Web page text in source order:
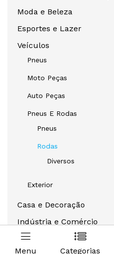
Menu Categorias
Moda e Beleza
Esportes e Lazer
Veículos
Pneus
Moto Peças
Auto Peças
Pneus E Rodas
Pneus
Rodas
Diversos
Exterior
Casa e Decoração
Indústria e Comércio
Bebês e Mamães